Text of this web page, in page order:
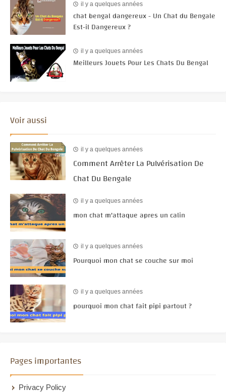
il y a quelques années
chat bengal dangereux - Un Chat du Bengale
Est-il Dangereux ?
il y a quelques années
Meilleurs Jouets Pour Les Chats Du Bengal
Voir aussi
il y a quelques années
Comment Arrêter La Pulvérisation De
Chat Du Bengale
il y a quelques années
mon chat m'attaque apres un calin
il y a quelques années
Pourquoi mon chat se couche sur moi
il y a quelques années
pourquoi mon chat fait pipi partout ?
Pages importantes
Privacy Policy